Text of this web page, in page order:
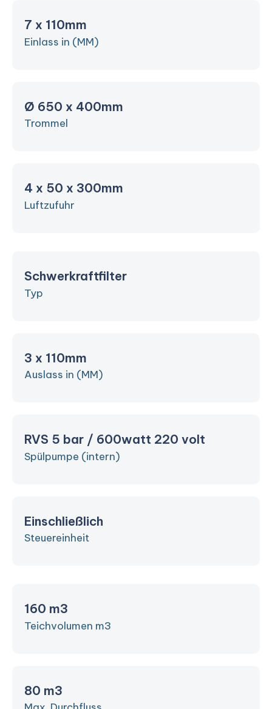
7 x 110mm
Einlass in (MM)
Ø 650 x 400mm
Trommel
4 x 50 x 300mm
Luftzufuhr
Schwerkraftfilter
Typ
3 x 110mm
Auslass in (MM)
RVS 5 bar / 600watt 220 volt
Spülpumpe (intern)
Einschließlich
Steuereinheit
160 m3
Teichvolumen m3
80 m3